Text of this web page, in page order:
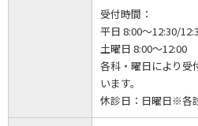
受付時間：
平日 8:00～12:30/
土曜日 8:00～12:00
各科・曜日により受
います。
休診日： 日曜日※各